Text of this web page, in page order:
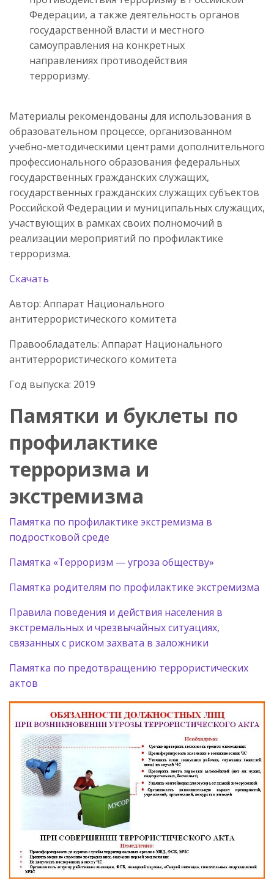
Федерации, а также деятельность органов
государственной власти и местного
самоуправления на конкретных
направлениях противодействия
терроризму.
Материалы рекомендованы для использования в
образовательном процессе, организованном
учебно-методическими центрами дополнительного
профессионального образования федеральных
государственных гражданских служащих,
государственных гражданских служащих субъектов
Российской Федерации и муниципальных служащих,
участвующих в рамках своих полномочий в
реализации мероприятий по профилактике
терроризма.
Скачать
Автор: Аппарат Национального
антитеррористического комитета
Правообладатель: Аппарат Национального
антитеррористического комитета
Год выпуска: 2019
Памятки и буклеты по
профилактике
терроризма и
экстремизма
Памятка по профилактике экстремизма в
подростковой среде
Памятка «Терроризм — угроза обществу»
Памятка родителям по профилактике экстремизма
Правила поведения и действия населения в
экстремальных и чрезвычайных ситуациях,
связанных с риском захвата в заложники
Памятка по предотвращению террористических
актов